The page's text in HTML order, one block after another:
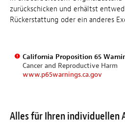
zurückschicken und erhältst
Rückerstattung oder ein anderes
California Proposition 65
Cancer and Reproductive Harm
www.p65warnings.ca.gov
Alles für Ihren individuellen